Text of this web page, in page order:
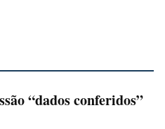
“dados conferidos”